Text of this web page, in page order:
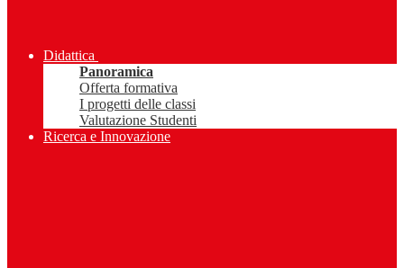
Didattica
Panoramica
Offerta formativa
I progetti delle classi
Valutazione Studenti
Ricerca e Innovazione